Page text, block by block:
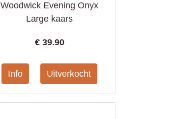
Woodwick Evening Onyx
Large kaars
€ 39.90